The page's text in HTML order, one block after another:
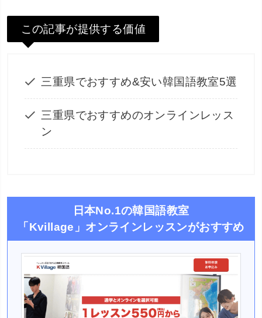
この記事が提供する価値
三重県でおすすめ&安い韓国語教室5選
三重県でおすすめのオンラインレッス
ン
日本No.1の韓国語教室
「Kvillage」オンラインレッスンがおすすめ